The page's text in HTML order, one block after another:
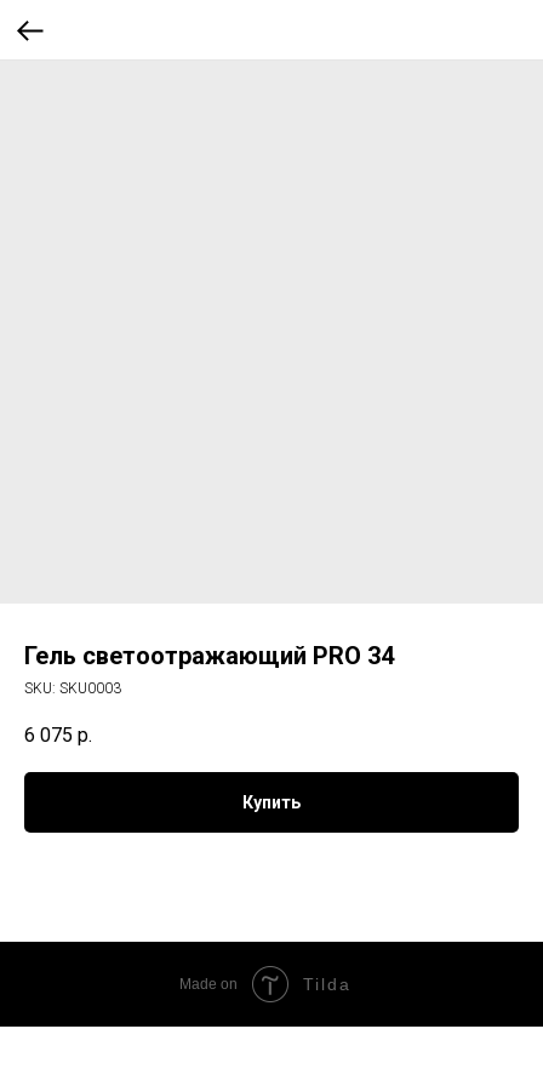
Гель светоотражающий PRO 34
SKU: SKU0003
6 075 р.
Купить
Made on Tilda